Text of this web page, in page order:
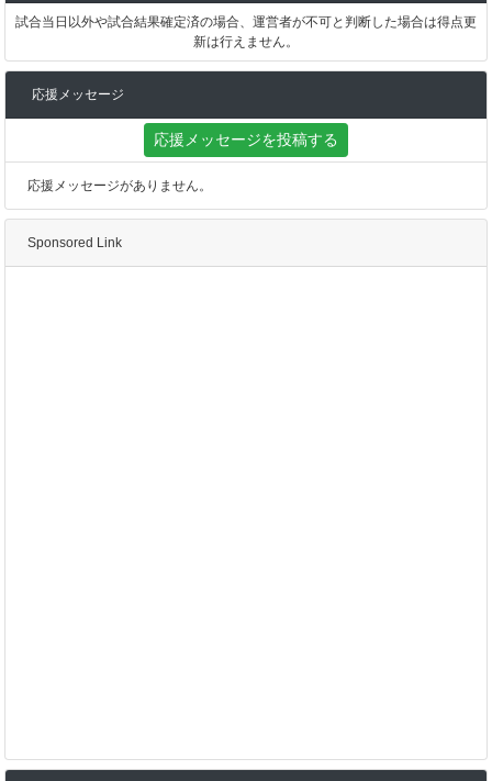
試合当日以外や試合結果確定済の場合、運営者が不可と判断した場合は得点更
新は行えません。
応援メッセージ
応援メッセージを投稿する
応援メッセージがありません。
Sponsored Link